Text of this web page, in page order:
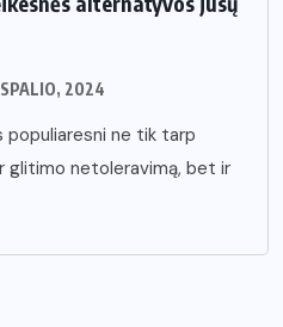
SPALIO, 2024
ne tik tarp
glitimo netoleravimą, bet ir